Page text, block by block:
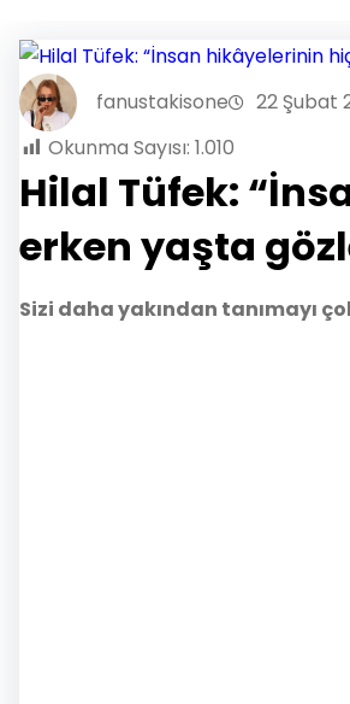
fanustakisone
22 Şubat
Okunma Sayısı: 1.010
Hilal Tüfek:
erken yaşta
Sizi daha yakından tanımayı